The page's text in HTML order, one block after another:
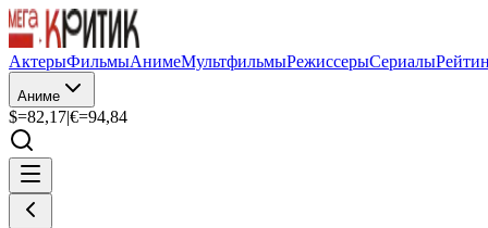
АктерыФильмыАнимеМультфильмыРежиссерыСериалы
Аниме
$=82,17|€=94,84